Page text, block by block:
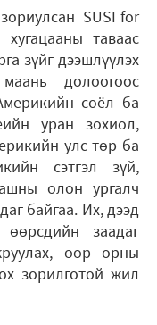
SUSI for
таваас
зүйг дээшлүүлэх
долоогоос
соёл ба
уран зохиол,
улс төр ба
сэтгэл зүй,
олон ургалч
байгаа. Их, дээд
заадаг
өөр орны
зорилготой жил